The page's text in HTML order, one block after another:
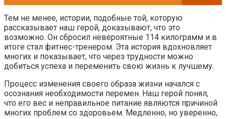
Тем не менее, истории, подобные той, которую
рассказывает наш герой, доказывают, что это
возможно. Он сбросил невероятные 114 килограмм и в
итоге стал фитнес-тренером. Эта история вдохновляет
многих и показывает, что через трудности можно
добиться успеха и переменить свою жизнь к лучшему.
Процесс изменения своего образа жизни начался с
осознания необходимости перемен. Наш герой понял,
что его вес и неправильное питание являются причиной
многих проблем со здоровьем. Медленно, но уверенно,